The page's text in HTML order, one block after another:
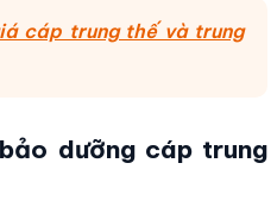
cáp trung thế và trung
dưỡng cáp trung